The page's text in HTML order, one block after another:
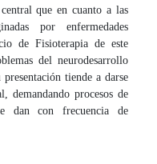
que en cuanto a las
por enfermedades
de Fisioterapia de este
del neurodesarrollo
tiende a darse
demandando procesos de
dan con frecuencia de